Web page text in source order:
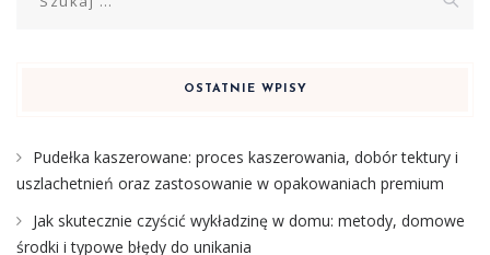
OSTATNIE WPISY
Pudełka kaszerowane: proces kaszerowania, dobór tektury i
uszlachetnień oraz zastosowanie w opakowaniach premium
Jak skutecznie czyścić wykładzinę w domu: metody, domowe
środki i typowe błędy do unikania